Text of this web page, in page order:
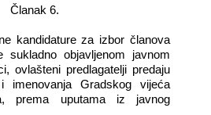
Članak 6.
kandidature za izbor članova
sukladno objavljenom javnom
ovlašteni predlagatelji predaju
Gradskog vijeća
prema uputama iz javnog